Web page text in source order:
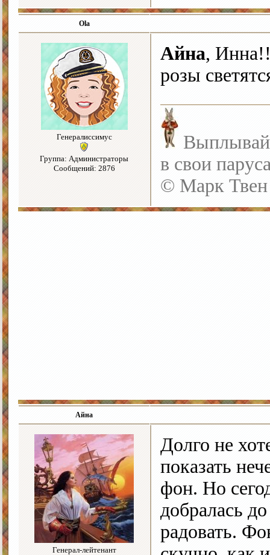
Ola
Генералиссимус
Группа: Администраторы
Сообщений: 2876
Айна,
розы
в свои
© Марк Твен
Айна
Генерал-лейтенант
Долго не
показать
фон. Но
добралась
радовать.